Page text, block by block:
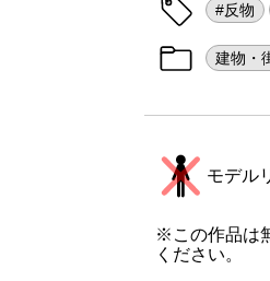
#反物
建物・
モデル
※この作品は
ください。